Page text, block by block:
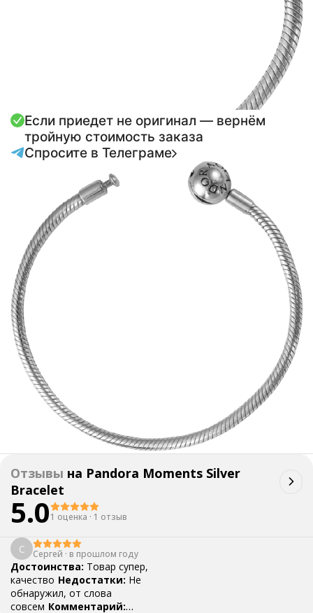
Если приедет не оригинал — вернём
тройную стоимость заказа
Спросите в Телеграме
Отзывы на Pandora Moments Silver
Bracelet
5.01 оценка · 1 отзыв
С Сергей · в прошлом году
Достоинства: Товар супер,
качество Недостатки: Не
обнаружил, от слова
совсем Комментарий: